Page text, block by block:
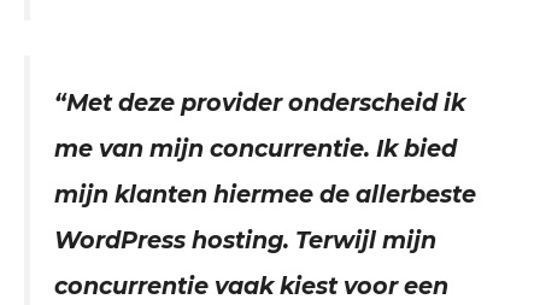
“Met deze provider onderscheid ik
me van mijn concurrentie. Ik bied
mijn klanten hiermee de allerbeste
WordPress hosting. Terwijl mijn
concurrentie vaak kiest voor een